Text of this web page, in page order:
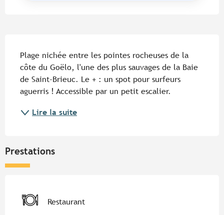
Plage nichée entre les pointes rocheuses de la
côte du Goëlo, l'une des plus sauvages de la Baie
de Saint-Brieuc. Le + : un spot pour surfeurs
aguerris ! Accessible par un petit escalier.
Lire la suite
Prestations
Restaurant